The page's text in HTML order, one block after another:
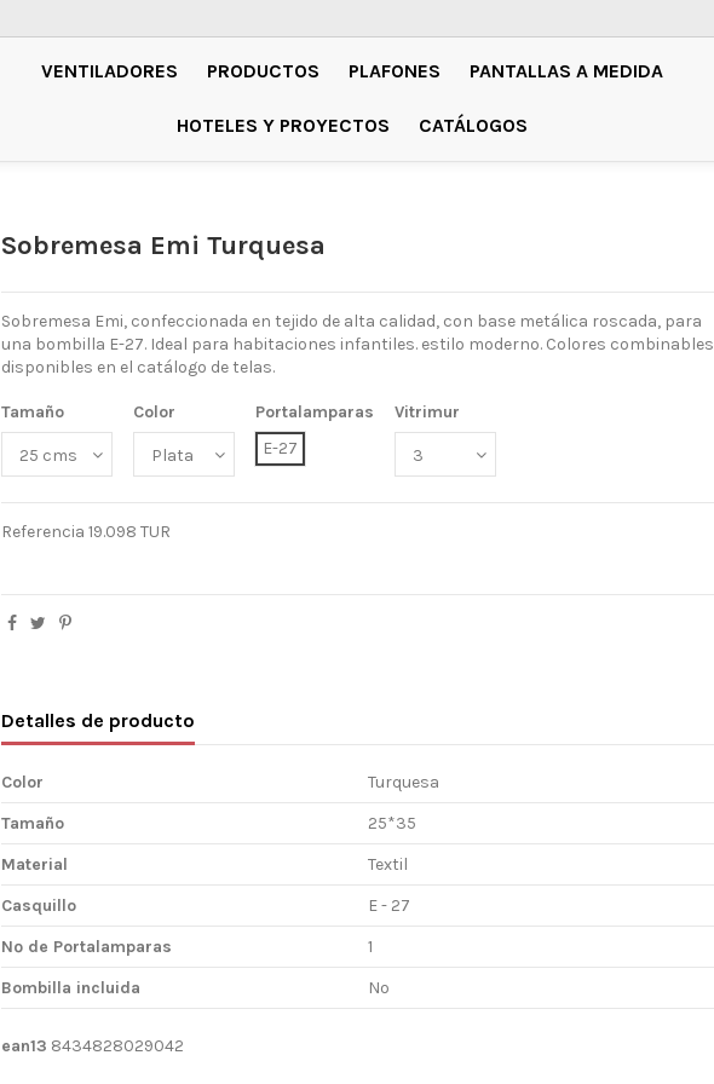
VENTILADORES PRODUCTOS PLAFONES PANTALLAS A MEDIDA
HOTELES Y PROYECTOS CATÁLOGOS
Sobremesa Emi Turquesa
Sobremesa Emi, confeccionada en tejido de alta calidad, con base metálica roscada, para
una bombilla E-27. Ideal para habitaciones infantiles. estilo moderno. Colores combinables
disponibles en el catálogo de telas.
Tamaño Color
Portalamparas
E-27
Vitrimur
Referencia 19.098 TUR
Detalles de producto
Color
Turquesa
Tamaño
25*35
Material
Textil
Casquillo
E - 27
Nº de Portalamparas
1
Bombilla incluida
No
ean13 8434828029042